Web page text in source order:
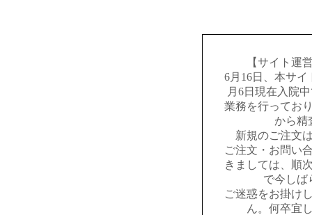
【サイト運
6月16日、本サ
月6日現在入院
業務を行ってお
から精
新規のご注文
ご注文・お問い
きましては、順
で今しば
ご迷惑をお掛け
ん。何卒宜